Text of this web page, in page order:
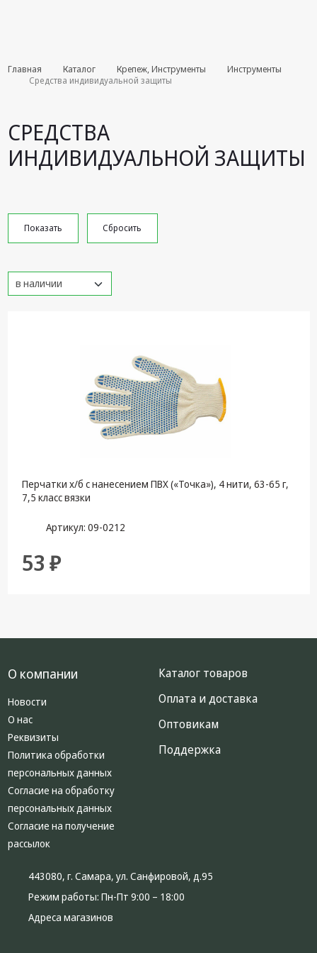
Комплекты
августа
оборудование
Android TV
приставки
адаптеры
Пульты
управления
Спутниковое
продукция
Сетевое
оборудование
Шнуры,
Переходники
A/V, HDMI
Инструменты
Зарядные
Адаптеры
питания
Коммутационное
оборудование и
Телефония
Климатическая
техника
Электрика
Светотехника
Товары для
Главная Каталог Крепеж, Инструменты
Инструменты
Средства индивидуальной защиты
СРЕДСТВА
ИНДИВИДУАЛЬНОЙ ЗАЩИТЫ
Перчатки х/б с нанесением ПВХ («Точка»), 4 нити, 63-65 г,
7,5 класс вязки
Артикул: 09-0212
53 ₽
О компании
Новости
О нас
Реквизиты
Политика обработки
персональных данных
Согласие на обработку
персональных данных
Согласие на получение
рассылок
Каталог товаров
Оплата и доставка
Оптовикам
Поддержка
443080, г. Самара, ул. Санфировой, д.95
Режим работы: Пн-Пт 9:00 – 18:00
Адреса магазинов